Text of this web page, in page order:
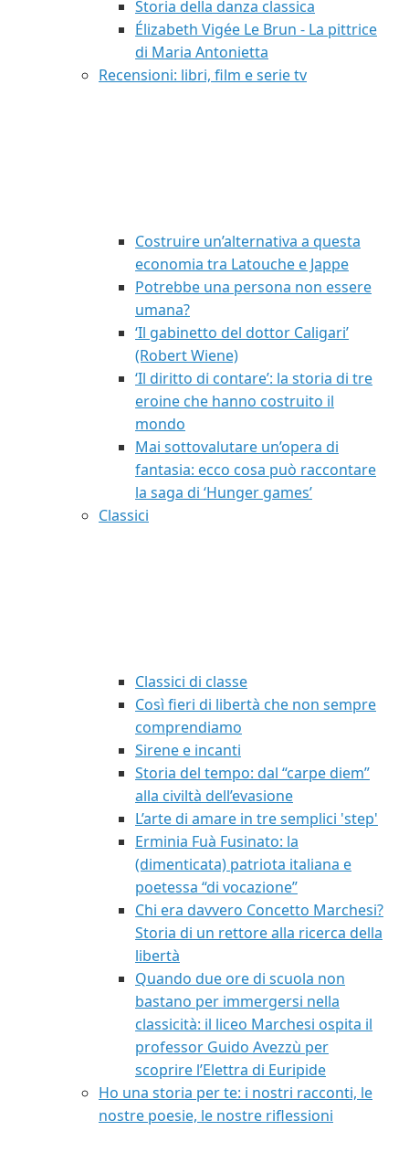
Storia della danza classica
Élizabeth Vigée Le Brun - La pittrice
di Maria Antonietta
Recensioni: libri, film e serie tv
Costruire un’alternativa a questa
economia tra Latouche e Jappe
Potrebbe una persona non essere
umana?
‘Il gabinetto del dottor Caligari’
(Robert Wiene)
‘Il diritto di contare’: la storia di tre
eroine che hanno costruito il
mondo
Mai sottovalutare un’opera di
fantasia: ecco cosa può raccontare
la saga di ‘Hunger games’
Classici
Classici di classe
Così fieri di libertà che non sempre
comprendiamo
Sirene e incanti
Storia del tempo: dal “carpe diem”
alla civiltà dell’evasione
L’arte di amare in tre semplici 'step'
Erminia Fuà Fusinato: la
(dimenticata) patriota italiana e
poetessa “di vocazione”
Chi era davvero Concetto Marchesi?
Storia di un rettore alla ricerca della
libertà
Quando due ore di scuola non
bastano per immergersi nella
classicità: il liceo Marchesi ospita il
professor Guido Avezzù per
scoprire l’Elettra di Euripide
Ho una storia per te: i nostri racconti, le
nostre poesie, le nostre riflessioni